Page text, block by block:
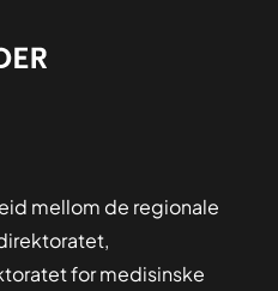
mellom de regionale
for medisinske